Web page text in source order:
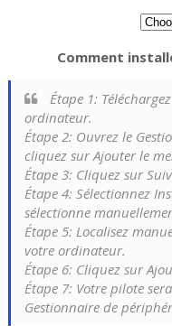
Comment
Étape 1:
ordinateur.
Étape 2: Ouvrez le
cliquez sur Ajouter le
Étape 3: Cliquez sur
Étape 4: Sélectionnez
sélectionne
Étape 5: Localisez
votre ordinateur.
Étape 6: Cliquez sur
Étape 7: Votre pilote
Gestionnaire de